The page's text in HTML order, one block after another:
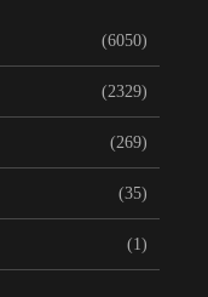
(6050)
(2329)
(269)
(35)
(1)